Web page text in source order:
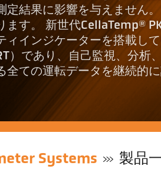
定結果に影響を与えません
ます。 新世代CellaTemp®
ィインジケーターを搭載し
）であり、自己監視、分
全ての運転データを継続的
Systems 製品